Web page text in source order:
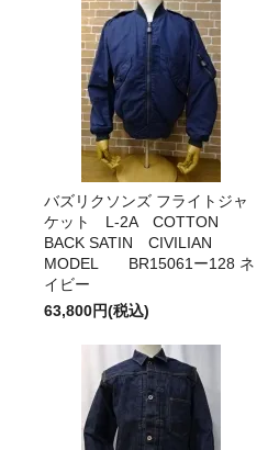
バズリクソンズ フライトジャ
ケット L-2A COTTON
BACK SATIN CIVILIAN
MODEL BR15061ー128 ネ
イビー
63,800円(税込)